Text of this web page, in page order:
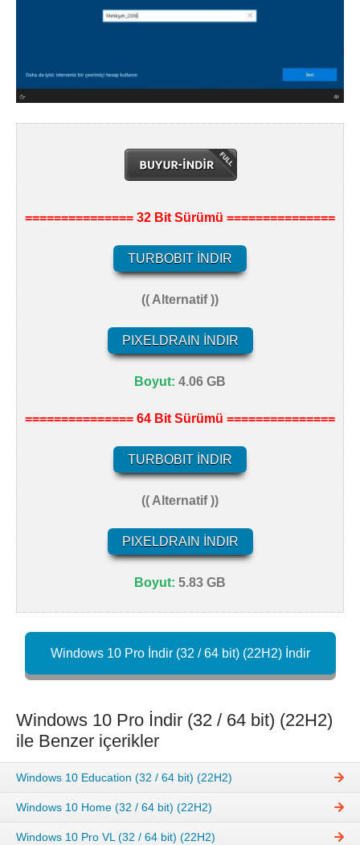
=============== 32 Bit Sürümü ===============
TURBOBIT İNDIR
(( Alternatif ))
PIXELDRAIN İNDIR
Boyut: 4.06 GB
=============== 64 Bit Sürümü ===============
TURBOBIT İNDIR
(( Alternatif ))
PIXELDRAIN İNDIR
Boyut: 5.83 GB
Windows 10 Pro İndir (32 / 64 bit) (22H2) İndir
Windows 10 Pro İndir (32 / 64 bit) (22H2)
ile Benzer içerikler
Windows 10 Education (32 / 64 bit) (22H2)
Windows 10 Home (32 / 64 bit) (22H2)
Windows 10 Pro VL (32 / 64 bit) (22H2)